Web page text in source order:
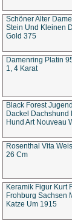
Schöner Alter
Stein Und Kleinen
Gold 375
Damenring Platin
1, 4 Karat
Black Forest
Dackel Dachshund
Hund Art Nouveau
Rosenthal Vita
26 Cm
Keramik Figur Kurt
Frohburg Sachsen
Katze Um 1915